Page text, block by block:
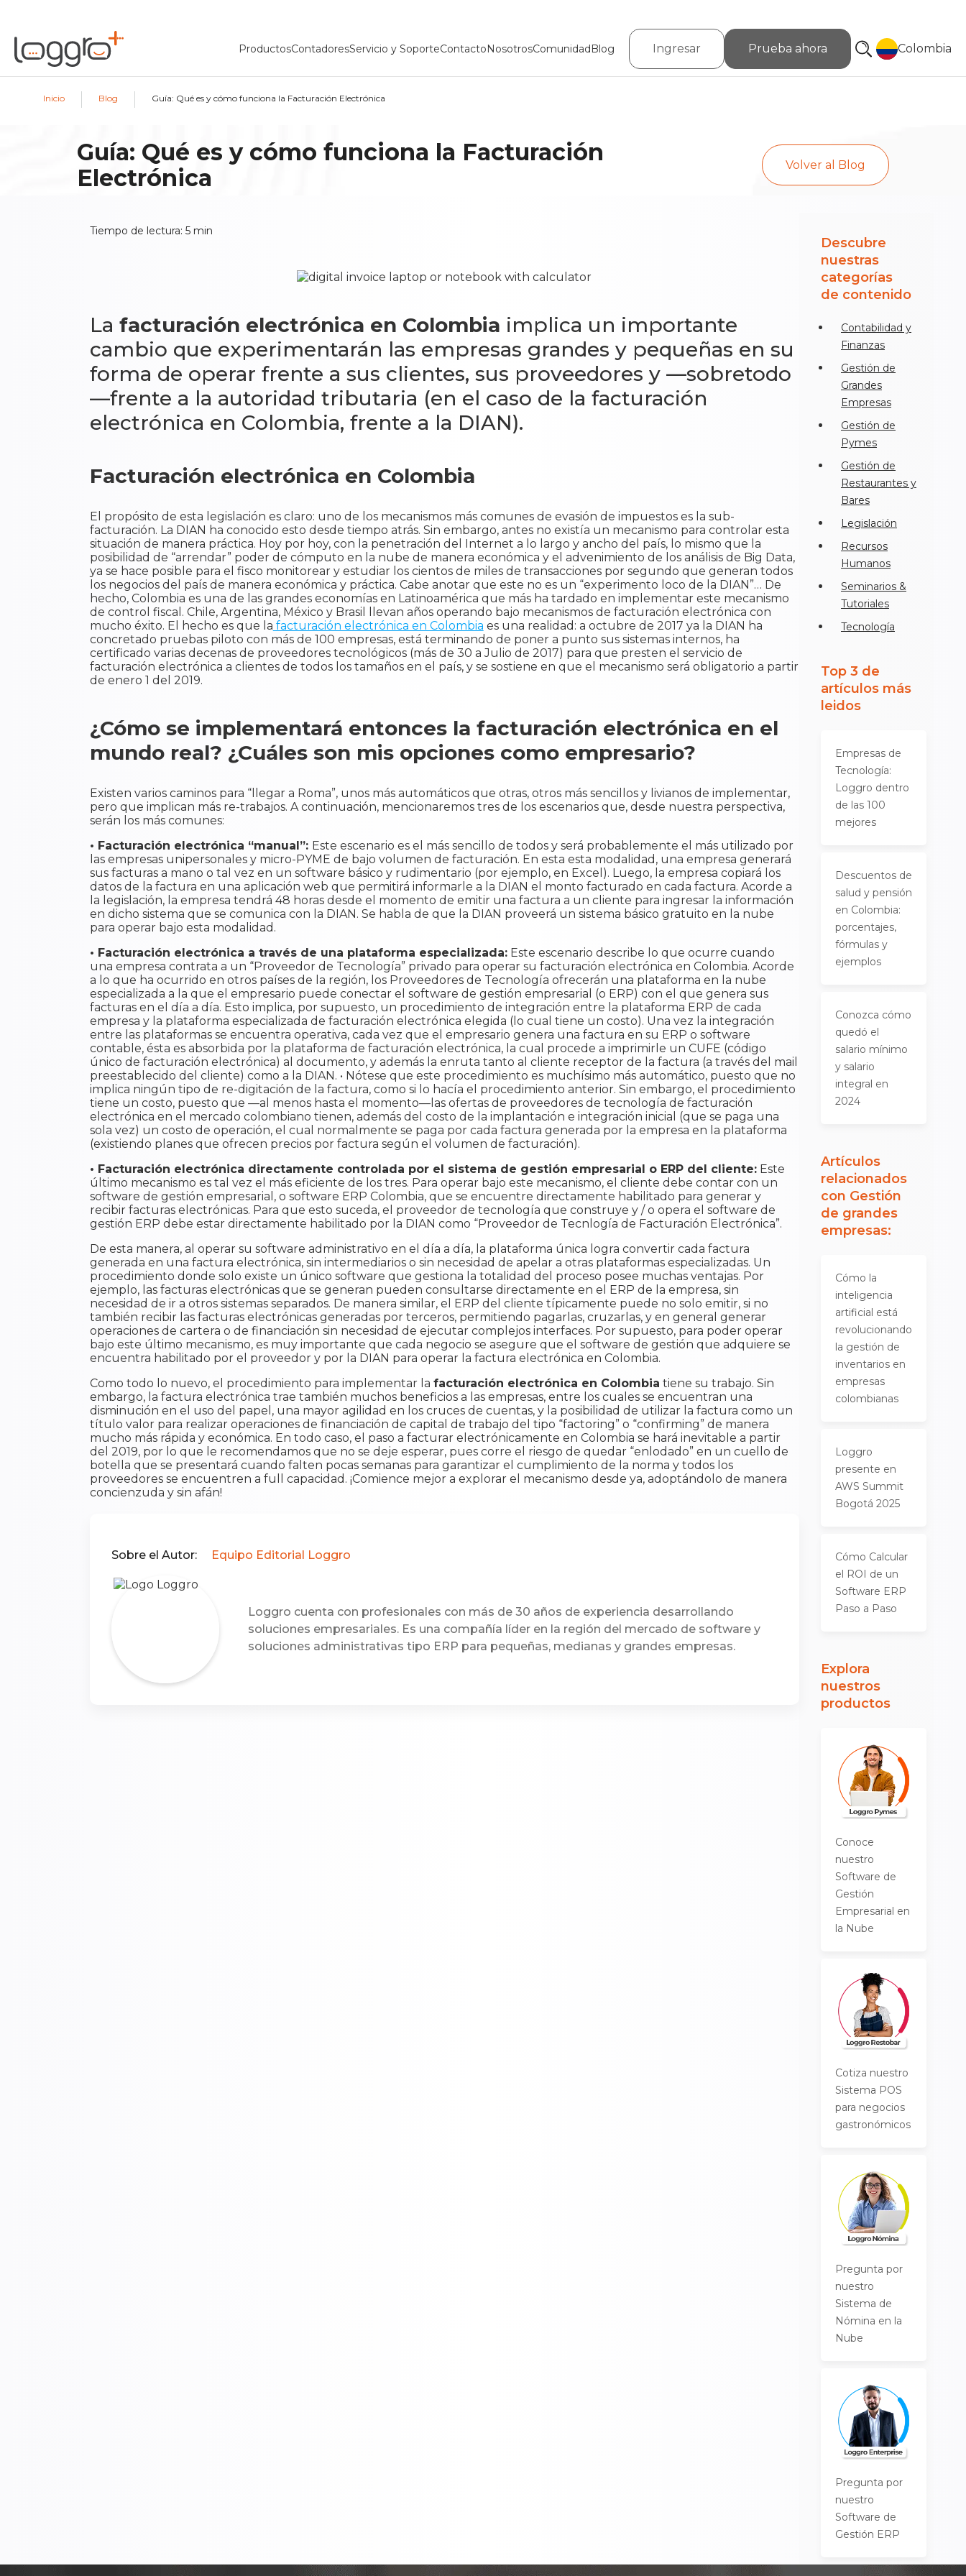
ProductosContadoresServicio y SoporteContactoNosotrosComunidadBlog Ingresar Prueba ahora Colombia
Inicio | Blog | Guía: Qué es y cómo funciona la Facturación Electrónica
Guía: Qué es y cómo funciona la Facturación
Electrónica
Volver al Blog
Tiempo de lectura: 5 min
La facturación electrónica en Colombia implica un importante
cambio que experimentarán las empresas grandes y pequeñas en su
forma de operar frente a sus clientes, sus proveedores y —sobretodo
—frente a la autoridad tributaria (en el caso de la facturación
electrónica en Colombia, frente a la DIAN).
​Facturación electrónica en Colombia
El propósito de esta legislación es claro: uno de los mecanismos más comunes de evasión de impuestos es la sub-
facturación. La DIAN ha conocido esto desde tiempo atrás. Sin embargo, antes no existía un mecanismo para controlar esta
situación de manera práctica. Hoy por hoy, con la penetración del Internet a lo largo y ancho del país, lo mismo que la
posibilidad de “arrendar” poder de cómputo en la nube de manera económica y el advenimiento de los análisis de Big Data,
ya se hace posible para el fisco monitorear y estudiar los cientos de miles de transacciones por segundo que generan todos
los negocios del país de manera económica y práctica. Cabe anotar que este no es un “experimento loco de la DIAN”… De
hecho, Colombia es una de las grandes economías en Latinoamérica que más ha tardado en implementar este mecanismo
de control fiscal. Chile, Argentina, México y Brasil llevan años operando bajo mecanismos de facturación electrónica con
mucho éxito. El hecho es que la facturación electrónica en Colombia es una realidad: a octubre de 2017 ya la DIAN ha
concretado pruebas piloto con más de 100 empresas, está terminando de poner a punto sus sistemas internos, ha
certificado varias decenas de proveedores tecnológicos (más de 30 a Julio de 2017) para que presten el servicio de
facturación electrónica a clientes de todos los tamaños en el país, y se sostiene en que el mecanismo será obligatorio a partir
de enero 1 del 2019.
¿Cómo se implementará entonces la facturación electrónica en el
mundo real? ¿Cuáles son mis opciones como empresario?
Existen varios caminos para “llegar a Roma”, unos más automáticos que otras, otros más sencillos y livianos de implementar,
pero que implican más re-trabajos. A continuación, mencionaremos tres de los escenarios que, desde nuestra perspectiva,
serán los más comunes:
• Facturación electrónica “manual”: Este escenario es el más sencillo de todos y será probablemente el más utilizado por
las empresas unipersonales y micro-PYME de bajo volumen de facturación. En esta esta modalidad, una empresa generará
sus facturas a mano o tal vez en un software básico y rudimentario (por ejemplo, en Excel). Luego, la empresa copiará los
datos de la factura en una aplicación web que permitirá informarle a la DIAN el monto facturado en cada factura. Acorde a
la legislación, la empresa tendrá 48 horas desde el momento de emitir una factura a un cliente para ingresar la información
en dicho sistema que se comunica con la DIAN. Se habla de que la DIAN proveerá un sistema básico gratuito en la nube
para operar bajo esta modalidad.
• Facturación electrónica a través de una plataforma especializada:Este escenario describe lo que ocurre cuando
una empresa contrata a un “Proveedor de Tecnología” privado para operar su facturación electrónica en Colombia. Acorde
a lo que ha ocurrido en otros países de la región, los Proveedores de Tecnología ofrecerán una plataforma en la nube
especializada a la que el empresario puede conectar el software de gestión empresarial (o ERP) con el que genera sus
facturas en el día a día. Esto implica, por supuesto, un procedimiento de integración entre la plataforma ERP de cada
empresa y la plataforma especializada de facturación electrónica elegida (lo cual tiene un costo). Una vez la integración
entre las plataformas se encuentra operativa, cada vez que el empresario genera una factura en su ERP o software
contable, ésta es absorbida por la plataforma de facturación electrónica, la cual procede a imprimirle un CUFE (código
único de facturación electrónica) al documento, y además la enruta tanto al cliente receptor de la factura (a través del mail
preestablecido del cliente) como a la DIAN. • Nótese que este procedimiento es muchísimo más automático, puesto que no
implica ningún tipo de re-digitación de la factura, como si lo hacía el procedimiento anterior. Sin embargo, el procedimiento
tiene un costo, puesto que —al menos hasta el momento—las ofertas de proveedores de tecnología de facturación
electrónica en el mercado colombiano tienen, además del costo de la implantación e integración inicial (que se paga una
sola vez) un costo de operación, el cual normalmente se paga por cada factura generada por la empresa en la plataforma
(existiendo planes que ofrecen precios por factura según el volumen de facturación).
• Facturación electrónica directamente controlada por el sistema de gestión empresarial o ERP del cliente:Este
último mecanismo es tal vez el más eficiente de los tres. Para operar bajo este mecanismo, el cliente debe contar con un
software de gestión empresarial, o software ERP Colombia, que se encuentre directamente habilitado para generar y
recibir facturas electrónicas. Para que esto suceda, el proveedor de tecnología que construye y / o opera el software de
gestión ERP debe estar directamente habilitado por la DIAN como “Proveedor de Tecnlogía de Facturación Electrónica”.
De esta manera, al operar su software administrativo en el día a día, la plataforma única logra convertir cada factura
generada en una factura electrónica, sin intermediarios o sin necesidad de apelar a otras plataformas especializadas. Un
procedimiento donde solo existe un único software que gestiona la totalidad del proceso posee muchas ventajas. Por
ejemplo, las facturas electrónicas que se generan pueden consultarse directamente en el ERP de la empresa, sin
necesidad de ir a otros sistemas separados. De manera similar, el ERP del cliente típicamente puede no solo emitir, si no
también recibir las facturas electrónicas generadas por terceros, permitiendo pagarlas, cruzarlas, y en general generar
operaciones de cartera o de financiación sin necesidad de ejecutar complejos interfaces. Por supuesto, para poder operar
bajo este último mecanismo, es muy importante que cada negocio se asegure que el software de gestión que adquiere se
encuentra habilitado por el proveedor y por la DIAN para operar la factura electrónica en Colombia.
Como todo lo nuevo, el procedimiento para implementar la facturación electrónica en Colombia tiene su trabajo. Sin
embargo, la factura electrónica trae también muchos beneficios a las empresas, entre los cuales se encuentran una
disminución en el uso del papel, una mayor agilidad en los cruces de cuentas, y la posibilidad de utilizar la factura como un
título valor para realizar operaciones de financiación de capital de trabajo del tipo “factoring” o “confirming” de manera
mucho más rápida y económica. En todo caso, el paso a facturar electrónicamente en Colombia se hará inevitable a partir
del 2019, por lo que le recomendamos que no se deje esperar, pues corre el riesgo de quedar “enlodado” en un cuello de
botella que se presentará cuando falten pocas semanas para garantizar el cumplimiento de la norma y todos los
proveedores se encuentren a full capacidad. ¡Comience mejor a explorar el mecanismo desde ya, adoptándolo de manera
concienzuda y sin afán!
Sobre el Autor: Equipo Editorial Loggro
Loggro cuenta con profesionales con más de 30 años de experiencia desarrollando
soluciones empresariales. Es una compañía líder en la región del mercado de software y
soluciones administrativas tipo ERP para pequeñas, medianas y grandes empresas.
Descubre
nuestras
categorías
de contenido
Contabilidad y
Finanzas
Gestión de
Grandes
Empresas
Gestión de
Pymes
Gestión de
Restaurantes y
Bares
Legislación
Recursos
Humanos
Seminarios &
Tutoriales
Tecnología
Top 3 de
artículos más
leidos
Empresas de
Tecnología:
Loggro dentro
de las 100
mejores
Descuentos de
salud y pensión
en Colombia:
porcentajes,
fórmulas y
ejemplos
Conozca cómo
quedó el
salario mínimo
y salario
integral en
2024
Artículos
relacionados
con Gestión
de grandes
empresas:
Cómo la
inteligencia
artificial está
revolucionando
la gestión de
inventarios en
empresas
colombianas
Loggro
presente en
AWS Summit
Bogotá 2025
Cómo Calcular
el ROI de un
Software ERP
Paso a Paso
Explora
nuestros
productos
Conoce
nuestro
Software de
Gestión
Empresarial en
la Nube
Cotiza nuestro
Sistema POS
para negocios
gastronómicos
Pregunta por
nuestro
Sistema de
Nómina en la
Nube
Pregunta por
nuestro
Software de
Gestión ERP